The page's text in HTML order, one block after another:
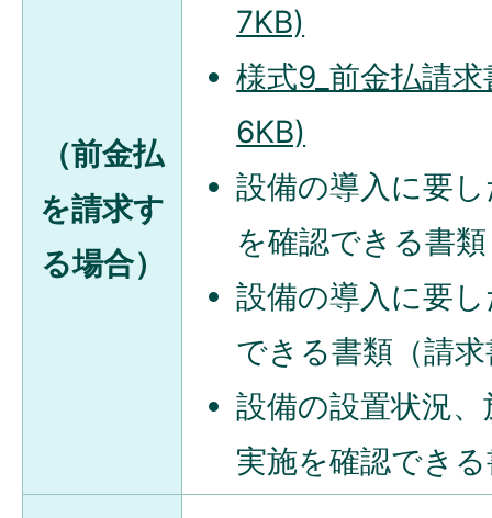
（前金払
を請求す
る場合）
7KB)
様式9_前金払請
6KB)
設備の導入に要
を確認できる書
設備の導入に要
できる書類（請
設備の設置状況
実施を確認でき